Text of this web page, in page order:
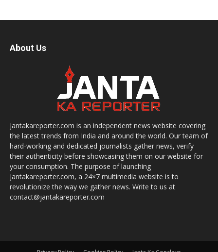
About Us
Jantakareporter.com is an independent news website covering
the latest trends from India and around the world. Our team of
hard-working and dedicated journalists gather news, verify
their authenticity before showcasing them on our website for
your consumption. The purpose of launching
Jantakareporter.com, a 24×7 multimedia website is to
revolutionize the way we gather news. Write to us at
contact@jantakareporter.com